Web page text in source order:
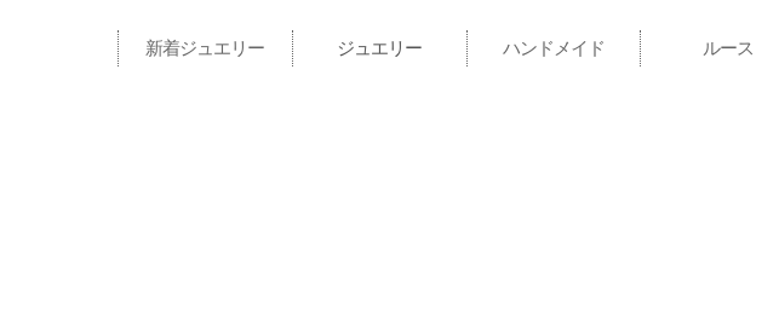
新着ジュエリー ジュエリー ハンドメイド ルース